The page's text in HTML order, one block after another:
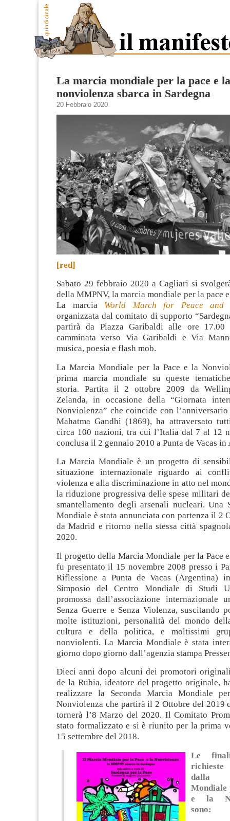
La marcia mondiale per la pace e la
nonviolenza sbarca in Sardegna
20 Febbraio 2020
[red]
Sabato 29 febbraio 2020 a Cagliari si
della MMPNV, la marcia mondiale per la pace
La marcia World March for Peace and
organizzata dal comitato di supporto
partirà da Piazza Garibaldi alle ore 17.00
camminata verso Via Garibaldi e Via
musica, poesia e flash mob.
La Marcia Mondiale per la Pace e la
prima marcia mondiale su queste
storia. Partita il 2 ottobre 2009 da
Zelanda, in occasione della “Giornata
Nonviolenza” che coincide con
Mahatma Gandhi (1869), ha attraversato
circa 100 nazioni, tra cui l’Italia dal 7 al 12
conclusa il 2 gennaio 2010 a Punta de Vacas in
La Marcia Mondiale è un progetto di
situazione internazionale riguardo ai
violenza e alla discriminazione in atto nel
la riduzione progressiva delle spese militari
smantellamento degli arsenali nucleari. Una
Mondiale è stata annunciata con partenza il 2
da Madrid e ritorno nella stessa città
2020.
Il progetto della Marcia Mondiale per la Pace
fu presentato il 15 novembre 2008 presso i
Riflessione a Punta de Vacas (Argentina)
Simposio del Centro Mondiale di Studi
promossa dall’associazione internazionale
Senza Guerre e Senza Violenza, suscitando
molte istituzioni, personalità del mondo
cultura e della politica, e moltissimi
nonviolenti. La Marcia Mondiale è stata
giorno dopo giorno dall’agenzia stampa
Dieci anni dopo alcuni dei promotori
de la Rubia, ideatore del progetto originale,
realizzare la Seconda Marcia Mondiale
Nonviolenza che partirà il 2 Ottobre del 2019
tornerà l’8 Marzo del 2020. Il Comitato
stato formalizzato e si è riunito per la prima
15 settembre del 2018.
Le
dalla
Mondiale
e la
sono: